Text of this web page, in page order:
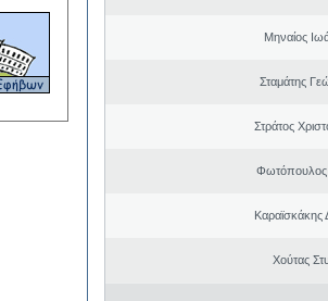
Μηναίος
Σταμάτης
Στράτος
Φωτόπουλος
Καραϊσκάκης
Χούτας